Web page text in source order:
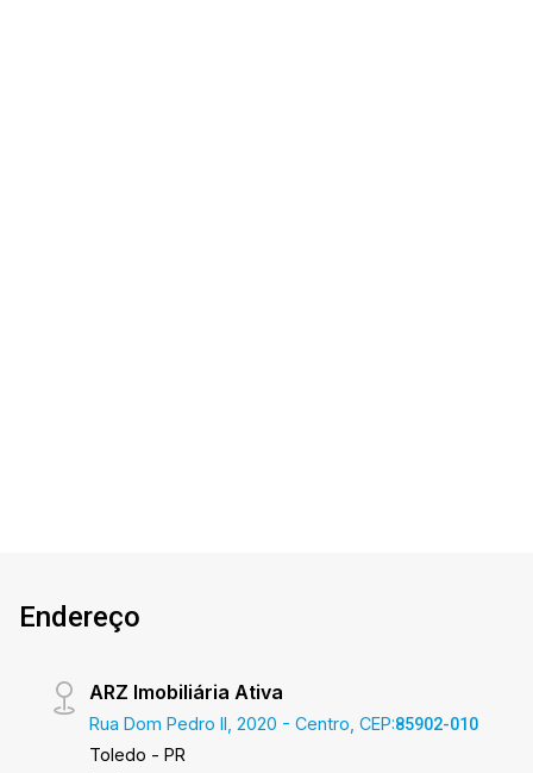
Endereço
ARZ Imobiliária Ativa
Rua Dom Pedro II, 2020 - Centro, CEP:85902-010
Toledo - PR